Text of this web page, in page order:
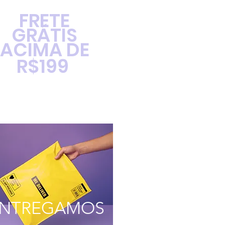
FRETE
GRÁTIS
ACIMA DE
R$199